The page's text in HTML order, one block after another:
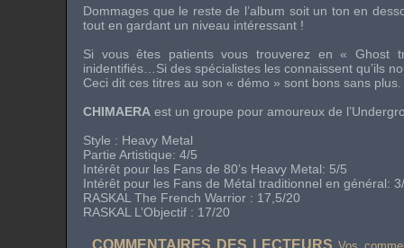
Dommages que le reste de l’album soit un ton en
tout en gardant un niveau intéressant !
Si vous êtes patients vous trouverez en « Ghost
inidentifiés…Si des spécialistes les connaissent qu’ils
Ceci dit ces titres au son « démo » sont bons sans plus.
CHIMAERA est un groupe pour amoureux de l’
Style : Heavy Metal
Partie Artistique: 4/5
Intérêt pour les Fans de 80’s Heavy Metal: 5/5
Intérêt pour les Fans de Métal traditionnel en général:
RASKAL The French Warrior : 17,5/20
RASKAL L’Objectif : 17/20
COMMENTAIRES DES LECTEURS